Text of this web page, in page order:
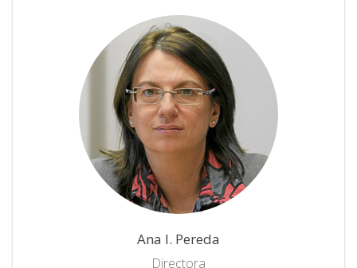
Ana I. Pereda
Directora